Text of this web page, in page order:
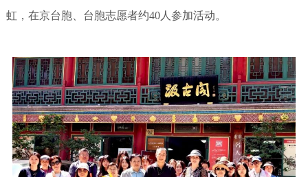
虹，在京台胞、台胞志愿者约40人参加活动。